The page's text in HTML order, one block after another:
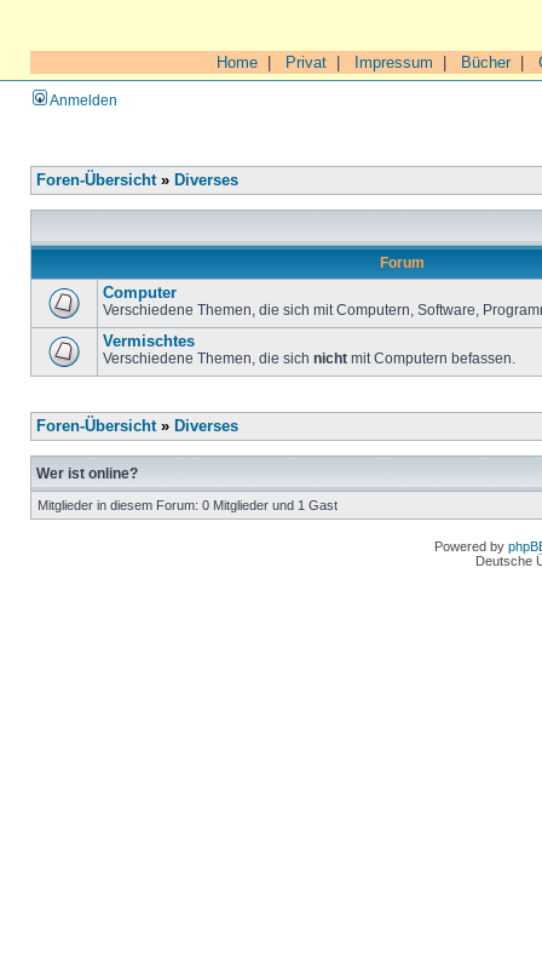
Home Privat Impressum Bücher|
Anmelden
Foren-Übersicht» Diverses
Forum
Computer
Verschiedene Themen, die sich mit Computern, Software,
Vermischtes
Verschiedene Themen, die sich nicht mit Computern befassen.
Foren-Übersicht» Diverses
Wer ist online?
Mitglieder in diesem Forum: 0 Mitglieder und 1 Gast
Powered by
Deutsche